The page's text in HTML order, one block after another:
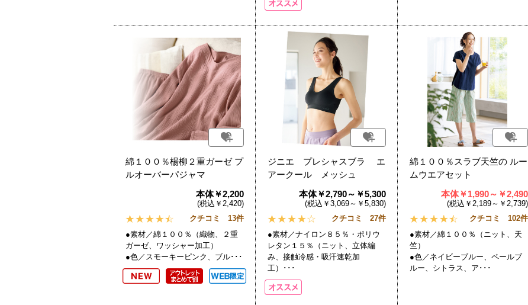
綿１００％楊柳２重ガーゼ プ
ルオーバーパジャマ
本体￥2,200
(税込￥2,420)
クチコミ 13件
●素材／綿１００％（織物、２重
ガーゼ、ワッシャー加工）
●色／スモーキーピンク、ブル･･･
ジニエ プレシャスブラ エ
アークール メッシュ
本体￥2,790～￥5,300
(税込￥3,069～￥5,830)
クチコミ 27件
●素材／ナイロン８５％・ポリウ
レタン１５％（ニット、立体編
み、接触冷感・吸汗速乾加
工）･･･
綿１００％スラブ天竺の ルー
ムウエアセット
本体￥1,990～￥2,490
(税込￥2,189～￥2,739)
クチコミ 102件
●素材／綿１００％（ニット、天
竺）
●色／ネイビーブルー、ペールブ
ルー、シトラス、ア･･･